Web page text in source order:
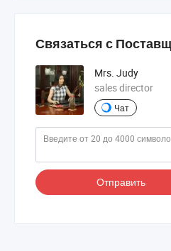
Связаться с
Mrs. Judy
sales director
Чат
Отправить